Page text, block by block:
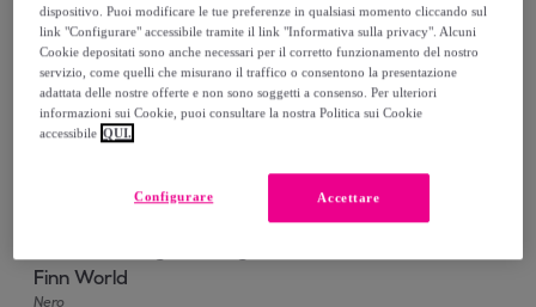
Finn World
Nero
dispositivo. Puoi modificare le tue preferenze in qualsiasi momento cliccando sul
link "Configurare" accessibile tramite il link "Informativa sulla privacy". Alcuni
Cookie depositati sono anche necessari per il corretto funzionamento del nostro
servizio, come quelli che misurano il traffico o consentono la presentazione
adattata delle nostre offerte e non sono soggetti a consenso. Per ulteriori
informazioni sui Cookie, puoi consultare la nostra Politica sui Cookie
accessibile QUI.
Accettare
Configurare